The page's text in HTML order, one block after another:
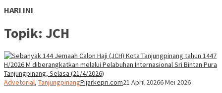
HARI INI
Topik: JCH
Advetorial, TanjungpinangPijarkepri.com21 April 20266 Mei 2026